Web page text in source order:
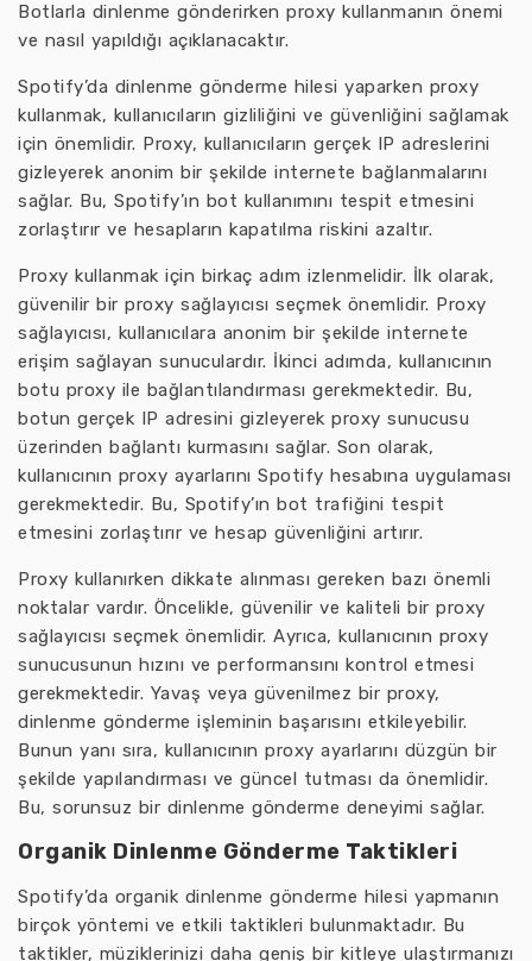
Botlarla dinlenme gönderirken proxy kullanmanın önemi
ve nasıl yapıldığı açıklanacaktır.
Spotify’da dinlenme gönderme hilesi yaparken proxy
kullanmak, kullanıcıların gizliliğini ve güvenliğini sağlamak
için önemlidir. Proxy, kullanıcıların gerçek IP adreslerini
gizleyerek anonim bir şekilde internete bağlanmalarını
sağlar. Bu, Spotify’ın bot kullanımını tespit etmesini
zorlaştırır ve hesapların kapatılma riskini azaltır.
Proxy kullanmak için birkaç adım izlenmelidir. İlk olarak,
güvenilir bir proxy sağlayıcısı seçmek önemlidir. Proxy
sağlayıcısı, kullanıcılara anonim bir şekilde internete
erişim sağlayan sunuculardır. İkinci adımda, kullanıcının
botu proxy ile bağlantılandırması gerekmektedir. Bu,
botun gerçek IP adresini gizleyerek proxy sunucusu
üzerinden bağlantı kurmasını sağlar. Son olarak,
kullanıcının proxy ayarlarını Spotify hesabına uygulaması
gerekmektedir. Bu, Spotify’ın bot trafiğini tespit
etmesini zorlaştırır ve hesap güvenliğini artırır.
Proxy kullanırken dikkate alınması gereken bazı önemli
noktalar vardır. Öncelikle, güvenilir ve kaliteli bir proxy
sağlayıcısı seçmek önemlidir. Ayrıca, kullanıcının proxy
sunucusunun hızını ve performansını kontrol etmesi
gerekmektedir. Yavaş veya güvenilmez bir proxy,
dinlenme gönderme işleminin başarısını etkileyebilir.
Bunun yanı sıra, kullanıcının proxy ayarlarını düzgün bir
şekilde yapılandırması ve güncel tutması da önemlidir.
Bu, sorunsuz bir dinlenme gönderme deneyimi sağlar.
Organik Dinlenme Gönderme Taktikleri
Spotify’da organik dinlenme gönderme hilesi yapmanın
birçok yöntemi ve etkili taktikleri bulunmaktadır. Bu
taktikler, müziklerinizi daha geniş bir kitleye ulaştırmanızı